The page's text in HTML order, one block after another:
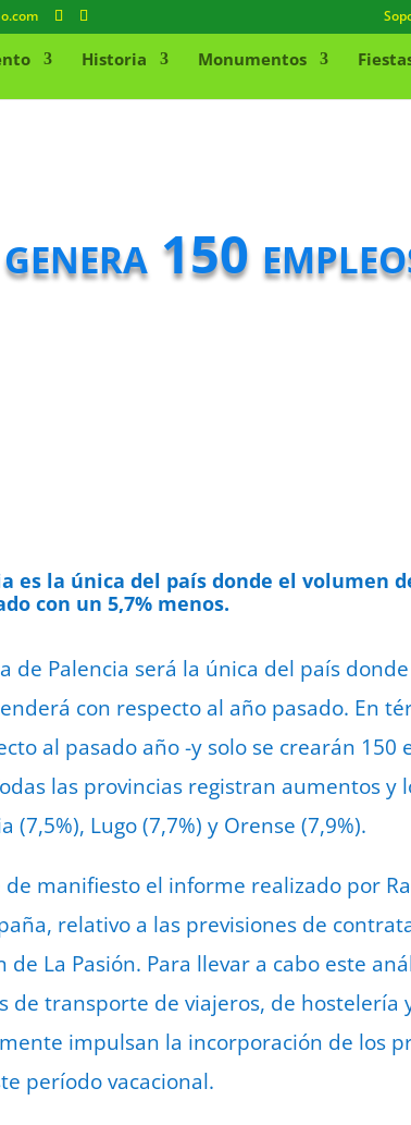
Historia Monumentos
150
es la única del país donde el volumen
con un 5,7% menos.
de Palencia será la única del país
con respecto al año pasado. En
al pasado año -y solo se crearán
las provincias registran aumentos
(7,5%), Lugo (7,7%) y Orense (7,9%).
de manifiesto el informe realizado por
relativo a las previsiones de
de La Pasión. Para llevar a cabo este
de transporte de viajeros, de
impulsan la incorporación de los
período vacacional.